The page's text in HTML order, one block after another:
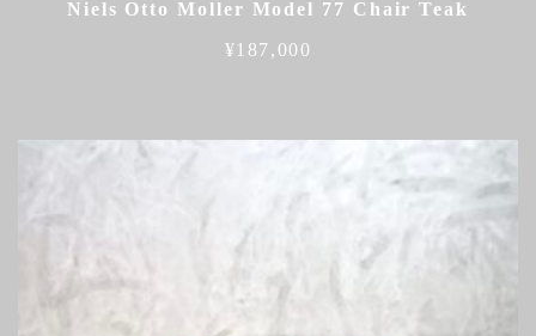
Niels Otto Moller Model 77 Chair Teak
¥187,000